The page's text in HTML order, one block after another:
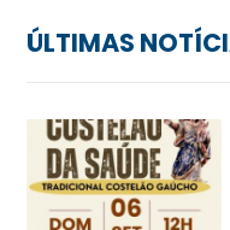
ÚLTIMAS